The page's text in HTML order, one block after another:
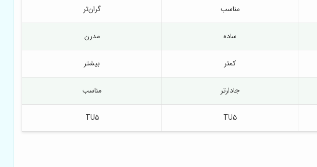
مناسب گران‌تر
ساده مدرن
کمتر بیشتر
جادارتر مناسب
TU5
TU5